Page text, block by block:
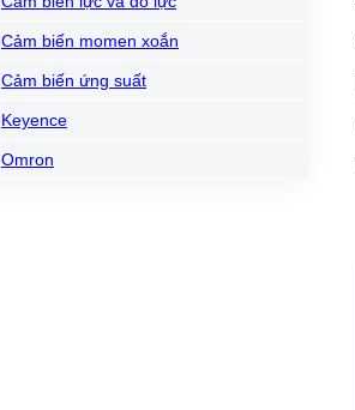
Cảm biến momen xoắn
Cảm biến ứng suất
Keyence
Omron